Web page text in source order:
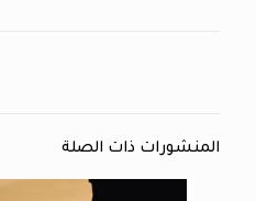
المنشورات ذات الصلة